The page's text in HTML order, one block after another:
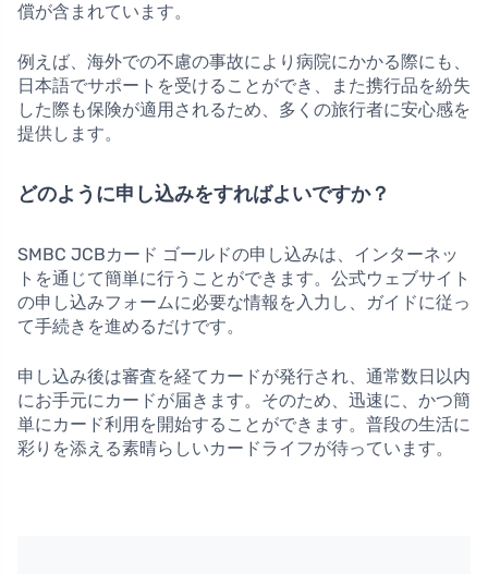
償が含まれています。
例えば、海外での不慮の事故により病院にかかる際にも、
日本語でサポートを受けることができ、また携行品を紛失
した際も保険が適用されるため、多くの旅行者に安心感を
提供します。
どのように申し込みをすればよいですか？
SMBC JCBカード ゴールドの申し込みは、インターネッ
トを通じて簡単に行うことができます。公式ウェブサイト
の申し込みフォームに必要な情報を入力し、ガイドに従っ
て手続きを進めるだけです。
申し込み後は審査を経てカードが発行され、通常数日以内
にお手元にカードが届きます。そのため、迅速に、かつ簡
単にカード利用を開始することができます。普段の生活に
彩りを添える素晴らしいカードライフが待っています。